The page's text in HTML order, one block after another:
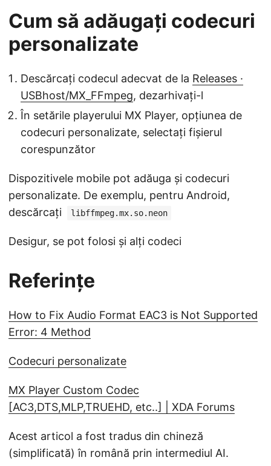
Cum să adăugați codecuri
personalizate
Descărcați codecul adecvat de la Releases ·
USBhost/MX_FFmpeg, dezarhivați-l
În setările playerului MX Player, opțiunea de
codecuri personalizate, selectați fișierul
corespunzător
Dispozitivele mobile pot adăuga și codecuri
personalizate. De exemplu, pentru Android,
descărcați
libffmpeg.mx.so.neon
Desigur, se pot folosi și alți codeci
Referințe
How to Fix Audio Format EAC3 is Not Supported
Error: 4 Method
Codecuri personalizate
MX Player Custom Codec
[AC3,DTS,MLP,TRUEHD, etc..] | XDA Forums
Acest articol a fost tradus din chineză
(simplificată) în română prin intermediul AI.